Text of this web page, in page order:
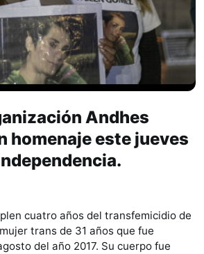
Andhes
homenaje este jueves
cuatro años del transfemicidio de
trans de 31 años que fue
del año 2017. Su cuerpo fue